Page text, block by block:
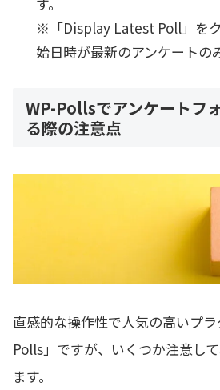
※「Display Latest Poll」を
始日時が最新のアンケートの
WP-Pollsでアンケートフ
る際の注意点
直感的な操作性で人気の高いプ
Polls」ですが、いくつか注意し
ます。